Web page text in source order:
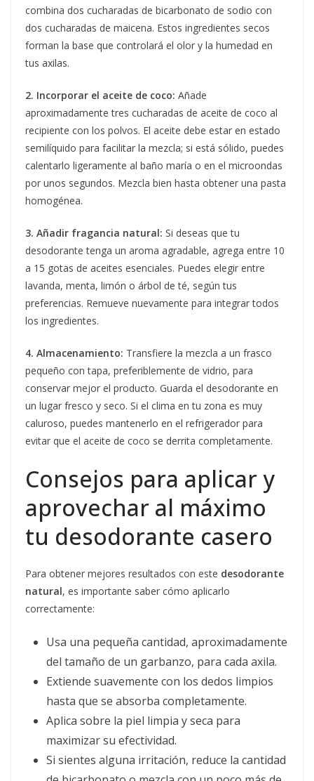
combina dos cucharadas de bicarbonato de sodio con
dos cucharadas de maicena. Estos ingredientes secos
forman la base que controlará el olor y la humedad en
tus axilas.
2. Incorporar el aceite de coco: Añade
aproximadamente tres cucharadas de aceite de coco al
recipiente con los polvos. El aceite debe estar en estado
semilíquido para facilitar la mezcla; si está sólido, puedes
calentarlo ligeramente al baño maría o en el microondas
por unos segundos. Mezcla bien hasta obtener una pasta
homogénea.
3. Añadir fragancia natural: Si deseas que tu
desodorante tenga un aroma agradable, agrega entre 10
a 15 gotas de aceites esenciales. Puedes elegir entre
lavanda, menta, limón o árbol de té, según tus
preferencias. Remueve nuevamente para integrar todos
los ingredientes.
4. Almacenamiento: Transfiere la mezcla a un frasco
pequeño con tapa, preferiblemente de vidrio, para
conservar mejor el producto. Guarda el desodorante en
un lugar fresco y seco. Si el clima en tu zona es muy
caluroso, puedes mantenerlo en el refrigerador para
evitar que el aceite de coco se derrita completamente.
Consejos para aplicar y
aprovechar al máximo
tu desodorante casero
Para obtener mejores resultados con este desodorante
natural, es importante saber cómo aplicarlo
correctamente:
Usa una pequeña cantidad, aproximadamente
del tamaño de un garbanzo, para cada axila.
Extiende suavemente con los dedos limpios
hasta que se absorba completamente.
Aplica sobre la piel limpia y seca para
maximizar su efectividad.
Si sientes alguna irritación, reduce la cantidad